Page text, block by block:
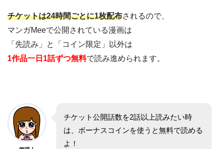
チケットは24時間ごとに1枚配布されるので、
マンガMeeで公開されている漫画は
「先読み」と「コイン限定」以外は
1作品一日1話ずつ無料で読み進められます。
チケット公開話数を2話以上読みたい時
は、ボーナスコインを使うと無料で読める
よ！